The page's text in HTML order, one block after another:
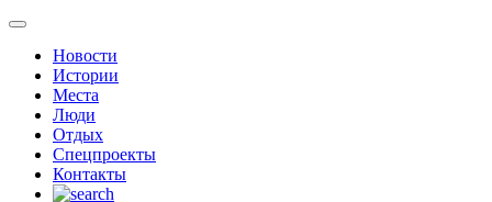
Новости
Истории
Места
Люди
Отдых
Спецпроекты
Контакты